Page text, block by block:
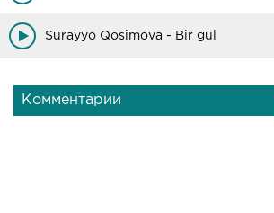
Surayyo Qosimova - Bir gul
Комментарии